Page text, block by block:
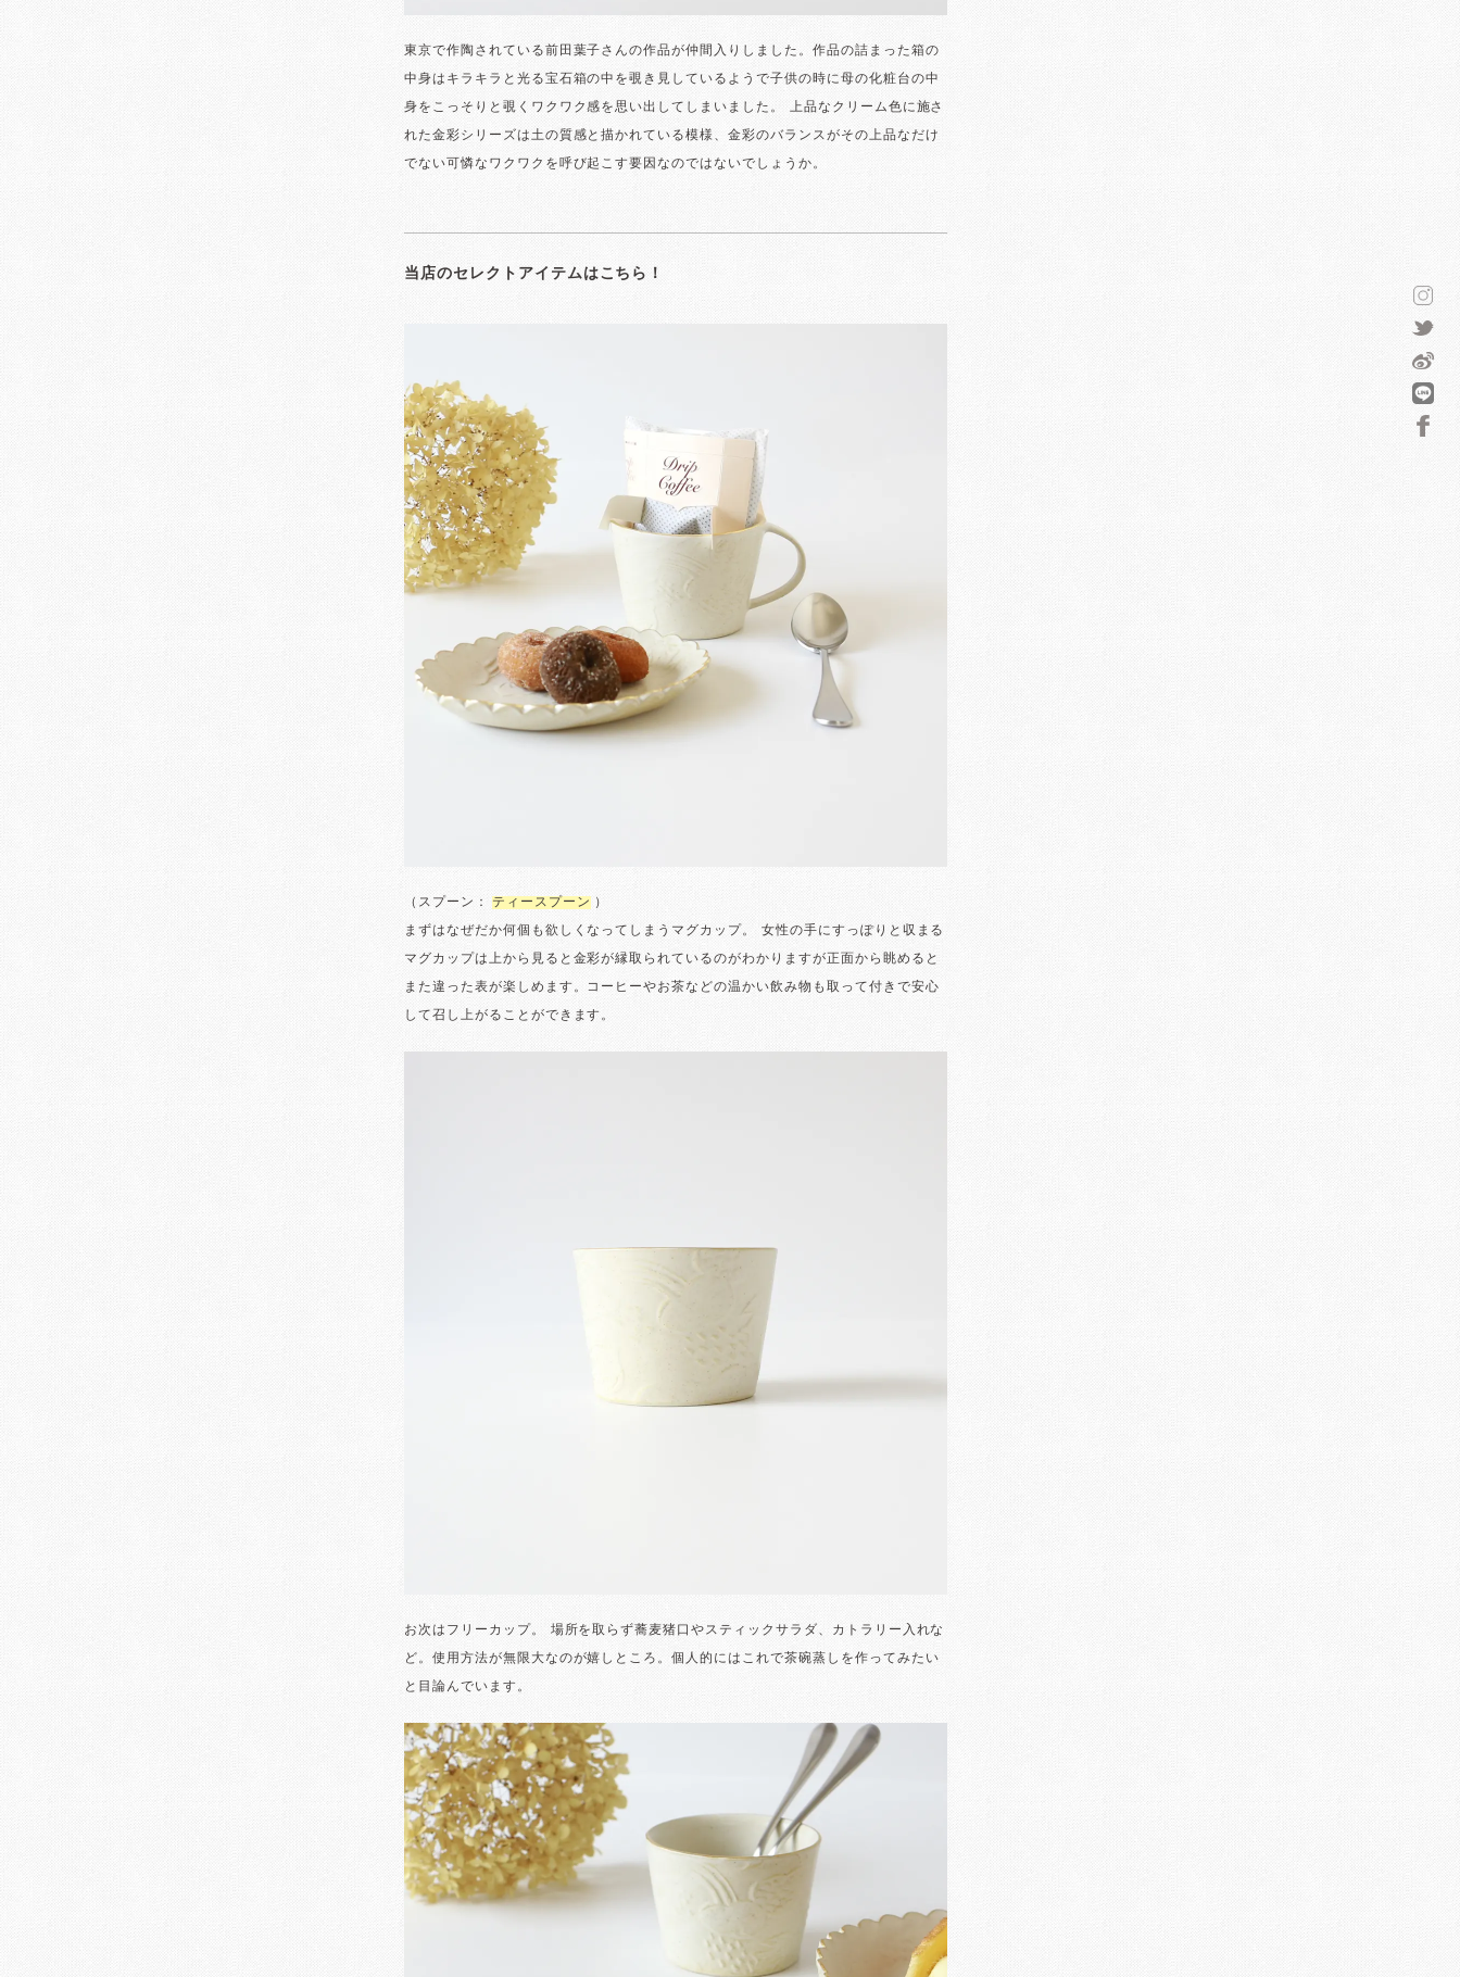
東京で作陶されている前田葉子さんの作品が仲間入りしました。作品の詰まった箱の
中身はキラキラと光る宝石箱の中を覗き見しているようで子供の時に母の化粧台の中
身をこっそりと覗くワクワク感を思い出してしまいました。 上品なクリーム色に施さ
れた金彩シリーズは土の質感と描かれている模様、金彩のバランスがその上品なだけ
でない可憐なワクワクを呼び起こす要因なのではないでしょうか。
当店のセレクトアイテムはこちら！
（スプーン： ティースプーン ）
まずはなぜだか何個も欲しくなってしまうマグカップ。 女性の手にすっぽりと収まる
マグカップは上から見ると金彩が縁取られているのがわかりますが正面から眺めると
また違った表が楽しめます。コーヒーやお茶などの温かい飲み物も取って付きで安心
して召し上がることができます。
お次はフリーカップ。 場所を取らず蕎麦猪口やスティックサラダ、カトラリー入れな
ど。使用方法が無限大なのが嬉しところ。個人的にはこれで茶碗蒸しを作ってみたい
と目論んでいます。